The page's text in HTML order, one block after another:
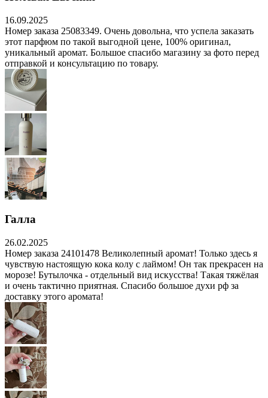
16.09.2025
Номер заказа 25083349. Очень довольна, что успела заказать
этот парфюм по такой выгодной цене, 100% оригинал,
уникальный аромат. Большое спасибо магазину за фото перед
отправкой и консультацию по товару.
Галла
26.02.2025
Номер заказа 24101478 Великолепный аромат! Только здесь я
чувствую настоящую кока колу с лаймом! Он так прекрасен на
морозе! Бутылочка - отдельный вид искусства! Такая тяжёлая
и очень тактично приятная. Спасибо большое духи рф за
доставку этого аромата!